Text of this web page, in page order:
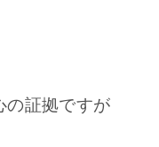
の証拠ですが